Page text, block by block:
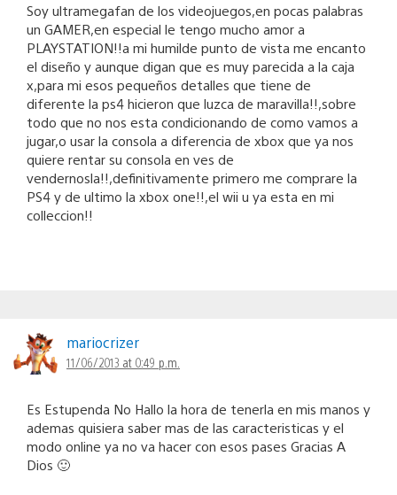
Soy ultramegafan de los videojuegos,en pocas palabras
un GAMER,en especial le tengo mucho amor a
PLAYSTATION!!a mi humilde punto de vista me encanto
el diseño y aunque digan que es muy parecida a la caja
x,para mi esos pequeños detalles que tiene de
diferente la ps4 hicieron que luzca de maravilla!!,sobre
todo que no nos esta condicionando de como vamos a
jugar,o usar la consola a diferencia de xbox que ya nos
quiere rentar su consola en ves de
vendernosla!!,definitivamente primero me comprare la
PS4 y de ultimo la xbox one!!,el wii u ya esta en mi
colleccion!!
mariocrizer
11/06/2013 at 0:49 p.m.
Es Estupenda No Hallo la hora de tenerla en mis manos y
ademas quisiera saber mas de las caracteristicas y el
modo online ya no va hacer con esos pases Gracias A
Dios 🙂